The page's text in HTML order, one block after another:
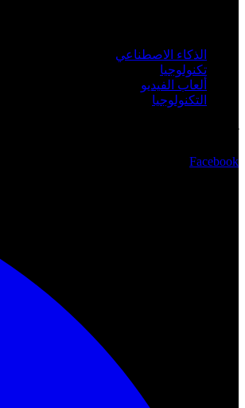
الذكاء الاصطناعي
تكنولوجيا
ألعاب الفيديو
التكنولوجيا
Facebook